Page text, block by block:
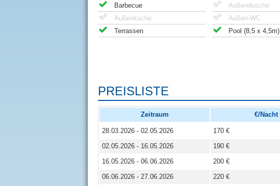
Barbecue
Außenküche
Terrassen
Außendusche
Außen-WC
Pool (8,5 x 4,5m)
PREISLISTE
Zeitraum €/Nacht
28.03.2026 - 02.05.2026 170 €
02.05.2026 - 16.05.2026
190 €
16.05.2026 - 06.06.2026
200 €
06.06.2026 - 27.06.2026
220 €